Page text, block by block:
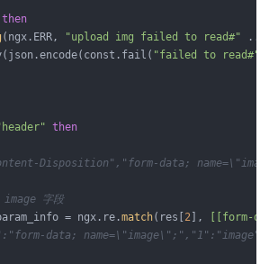
then
(ngx.ERR, "upload img failed to read#" ..
"failed to read#"
then
Disposition","form-data;
字段
= ngx.re.match(res[ 2 ],
[[form-
data; name=\"image\";","1":"image"}